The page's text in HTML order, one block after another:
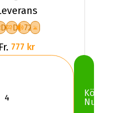
D D 72
Fr. 777 kr
Köp
Nu